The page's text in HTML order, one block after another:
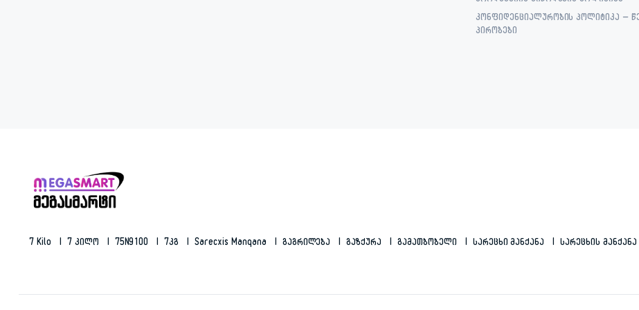
კონფიდენციალურობის პოლიტიკა –
პირობები
7 Kilo 7 Კილო 75N9100 7კგ Sarecxis Manqana Გაგრილება Გაზქურა Გამათბობელი Სარეცხი Მანქანა Სარეცხის Მანქანა